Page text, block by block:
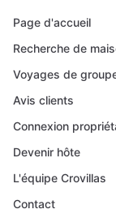
Page d'accueil
Recherche de
Voyages de
Avis clients
Connexion
Devenir hôte
L'équipe Crovillas
Contact